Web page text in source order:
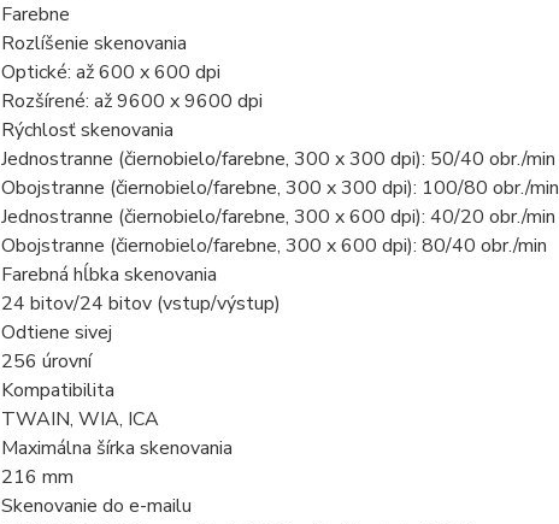
Farebne
Rozlíšenie skenovania
Optické: až 600 x 600 dpi
Rozšírené: až 9600 x 9600 dpi
Rýchlosť skenovania
Jednostranne (čiernobielo/farebne, 300 x 300 dpi): 50/40 obr./min
Obojstranne (čiernobielo/farebne, 300 x 300 dpi): 100/80 obr./min
Jednostranne (čiernobielo/farebne, 300 x 600 dpi): 40/20 obr./min
Obojstranne (čiernobielo/farebne, 300 x 600 dpi): 80/40 obr./min
Farebná hĺbka skenovania
24 bitov/24 bitov (vstup/výstup)
Odtiene sivej
256 úrovní
Kompatibilita
TWAIN, WIA, ICA
Maximálna šírka skenovania
216 mm
Skenovanie do e-mailu